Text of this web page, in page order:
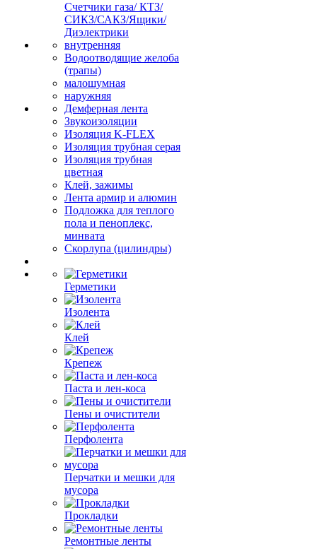
Счетчики газа/ КТЗ/
СИКЗ/САКЗ/Ящики/
Диэлектрики
внутренняя
Водоотводящие желоба
(трапы)
малошумная
наружняя
Демферная лента
Звукоизоляции
Изоляция K-FLEX
Изоляция трубная серая
Изоляция трубная
цветная
Клей, зажимы
Лента армир и алюмин
Подложка для теплого
пола и пеноплекс,
минвата
Скорлупа (цилиндры)
Герметики
Изолента
Клей
Крепеж
Паста и лен-коса
Пены и очистители
Перфолента
Перчатки и мешки для
мусора
Прокладки
Ремонтные ленты